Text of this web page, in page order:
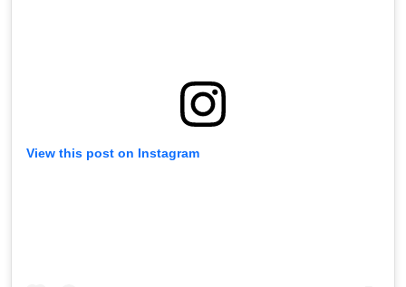
View this post on Instagram